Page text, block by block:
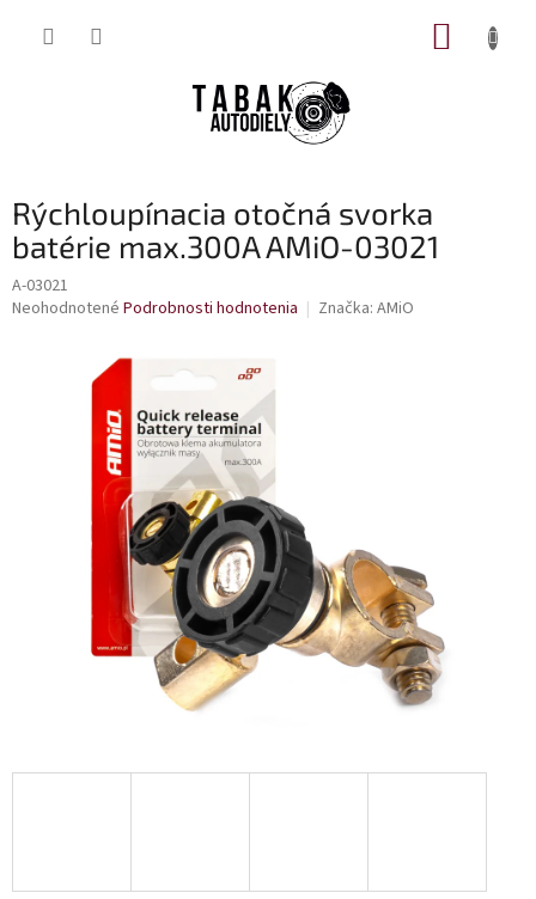
Rýchloupínacia otočná svorka
batérie max.300A AMiO-03021
A-03021
Priemerné
Neohodnotené Podrobnosti hodnotenia Značka: AMiO